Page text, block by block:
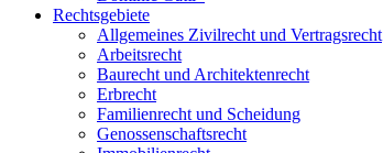
Rechtsgebiete
Allgemeines Zivilrecht und Vertragsrecht
Arbeitsrecht
Baurecht und Architektenrecht
Erbrecht
Familienrecht und Scheidung
Genossenschaftsrecht